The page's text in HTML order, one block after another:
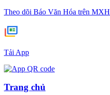
Theo dõi Báo Văn Hóa trên MXH
Tải App
Trang chủ